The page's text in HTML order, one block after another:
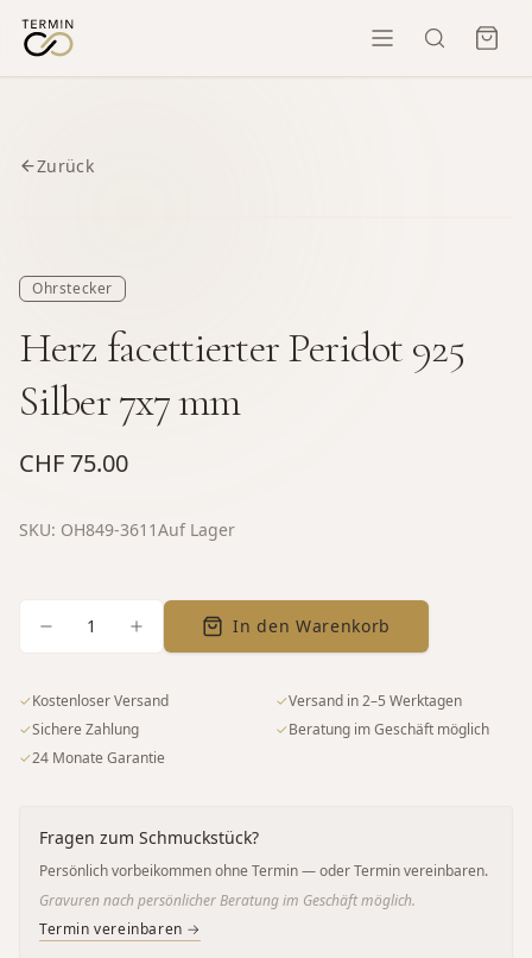
Zurück
Ohrstecker
Herz facettierter Peridot 925
Silber 7x7 mm
CHF 75.00
SKU: OH849-3611Auf Lager
1 In den Warenkorb
✓Kostenloser Versand ✓Versand in 2–5 Werktagen
✓Sichere Zahlung ✓Beratung im Geschäft möglich
✓24 Monate Garantie
Fragen zum Schmuckstück?
Persönlich vorbeikommen ohne Termin — oder Termin vereinbaren.
Gravuren nach persönlicher Beratung im Geschäft möglich.
Termin vereinbaren →